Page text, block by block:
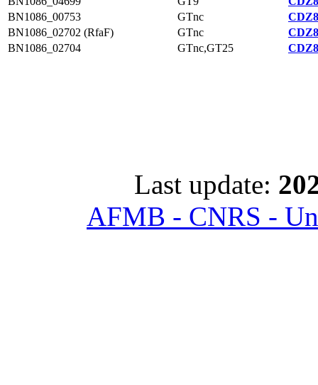
BN1086_00753
GTnc
BN1086_02702 (RfaF)
GTnc
BN1086_02704
GTnc,GT25
Last update:
AFMB - CNRS -